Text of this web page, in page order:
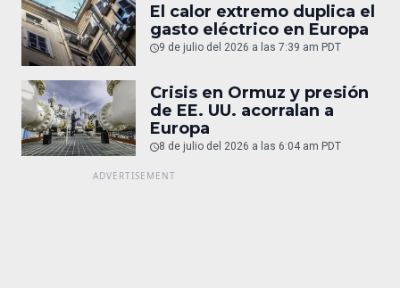
El calor extremo duplica el
gasto eléctrico en Europa
9 de julio del 2026 a las 7:39 am PDT
Crisis en Ormuz y presión
de EE. UU. acorralan a
Europa
8 de julio del 2026 a las 6:04 am PDT